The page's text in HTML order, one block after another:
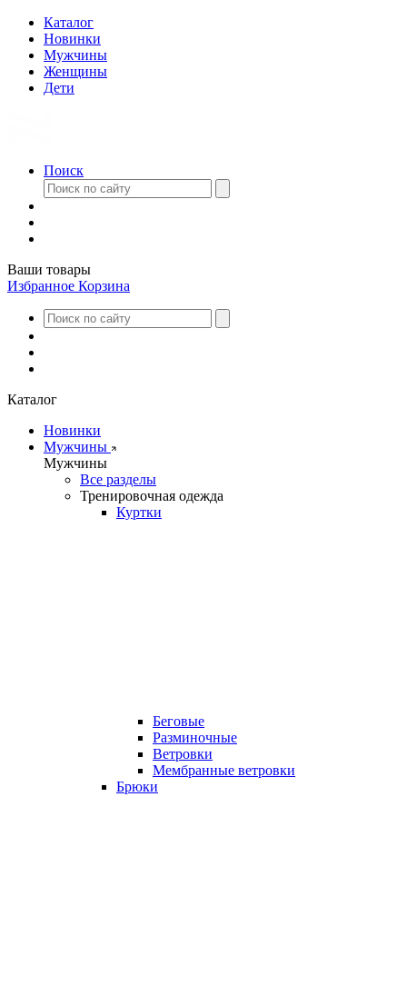
Каталог
Новинки
Мужчины
Женщины
Дети
Поиск
Ваши товары
Избранное Корзина
Каталог
Новинки
Мужчины
Мужчины
Все разделы
Тренировочная одежда
Куртки
Беговые
Разминочные
Ветровки
Мембранные ветровки
Брюки